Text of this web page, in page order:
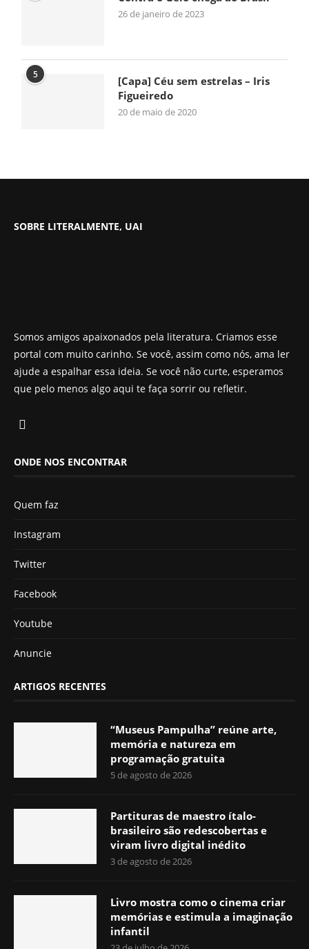
26 de janeiro de 2023
5
[Capa] Céu sem estrelas – Iris
Figueiredo
20 de maio de 2020
SOBRE LITERALMENTE, UAI
Somos amigos apaixonados pela literatura. Criamos esse
portal com muito carinho. Se você, assim como nós, ama ler
ajude a espalhar essa ideia. Se você não curte, esperamos
que pelo menos algo aqui te faça sorrir ou refletir.
ONDE NOS ENCONTRAR
Quem faz
Instagram
Twitter
Facebook
Youtube
Anuncie
ARTIGOS RECENTES
“Museus Pampulha” reúne arte,
memória e natureza em
programação gratuita
5 de agosto de 2026
Partituras de maestro ítalo-
brasileiro são redescobertas e
viram livro digital inédito
3 de agosto de 2026
Livro mostra como o cinema criar
memórias e estimula a imaginação
infantil